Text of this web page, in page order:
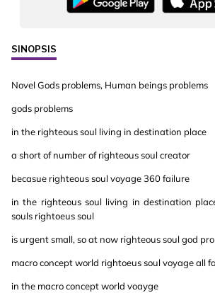
SINOPSIS
Novel Gods problems, Human beings problems
gods problems
in the righteous soul living in destination place
a short of number of righteous soul creator
becasue righteous soul voyage 360 failure
in the righteous soul living in destination
souls rightoeus soul
is urgent small, so at now righteous soul god
macro concept world rightoeus soul voyage all
in the macro concept world voayge